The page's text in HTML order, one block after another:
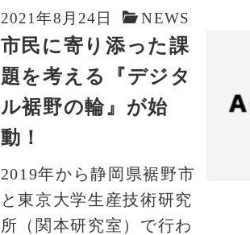
2021年8月24日 NEWS
市民に寄り添った課
題を考える『デジタ
ル裾野の輪』が始
動！
2019年から静岡県裾野市
と東京大学生産技術研究
所（関本研究室）で行わ